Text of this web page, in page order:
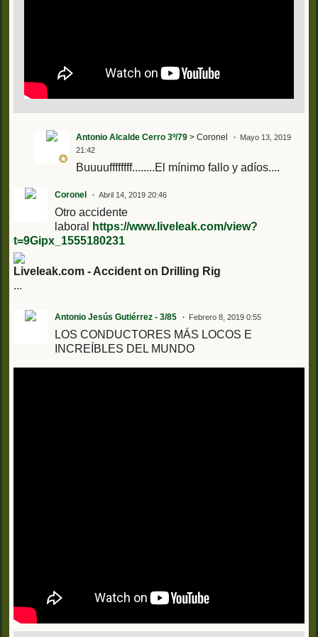
Antonio Alcalde Cerro 3º/79 > Coronel
Mayo 13, 2019
21:42
Buuuuffffffff........El mínimo fallo y adíos....
Coronel Abril 14, 2019 20:46
Otro accidente
laboral
https://www.liveleak.com/view?
t=9Gipx_1555180231
Liveleak.com - Accident on Drilling Rig
...
Antonio Jesús Gutiérrez - 3/85 Febrero 8, 2019 0:55
LOS CONDUCTORES MÁS LOCOS E
INCREÍBLES DEL MUNDO